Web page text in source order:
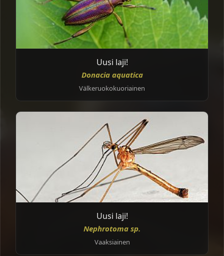
Uusi laji!
Donacia aquatica
Välkeruokokuoriainen
Uusi laji!
Nephrotoma sp.
Vaaksiainen